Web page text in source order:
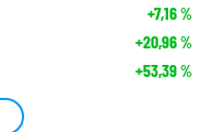
+7,16%
+20,96%
+53,39%